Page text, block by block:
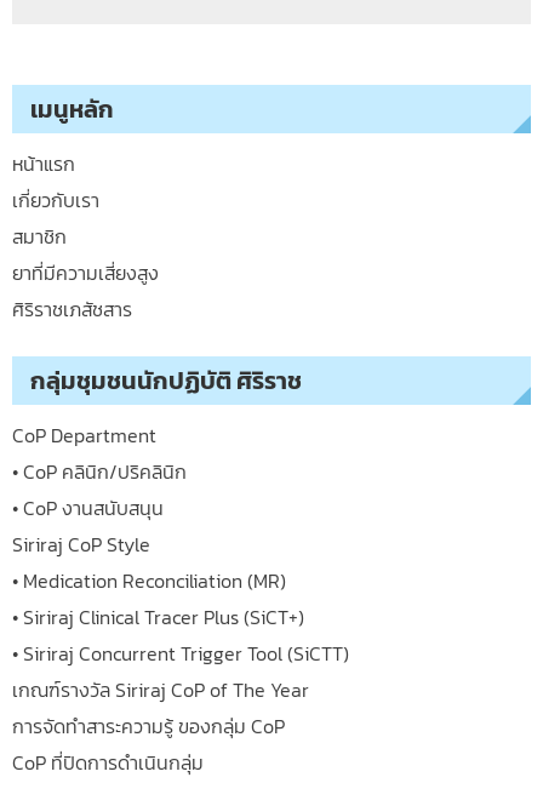
เมนูหลัก
หน้าแรก
เกี่ยวกับเรา
สมาชิก
ยาที่มีความเสี่ยงสูง
ศิริราชเภสัชสาร
กลุ่มชุมชนนักปฏิบัติ ศิริราช
CoP Department
• CoP คลินิก/ปริคลินิก
• CoP งานสนับสนุน
Siriraj CoP Style
• Medication Reconciliation (MR)
• Siriraj Clinical Tracer Plus (SiCT+)
• Siriraj Concurrent Trigger Tool (SiCTT)
เกณฑ์รางวัล Siriraj CoP of The Year
การจัดทำสาระความรู้ ของกลุ่ม CoP
CoP ที่ปิดการดำเนินกลุ่ม